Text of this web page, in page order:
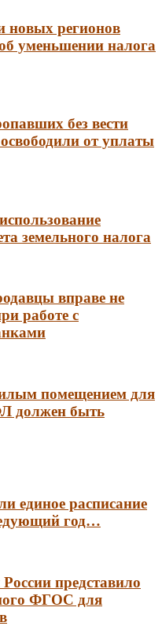
новых регионов
уменьшении налога
без вести
от уплаты
земельного налога
вправе не
работе с
помещением для
должен быть
единое расписание
год…
представило
ФГОС для